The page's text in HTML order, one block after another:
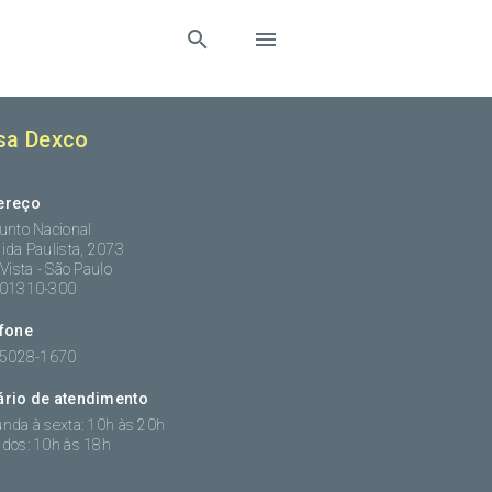
Dexco
Nacional
Paulista, 2073
- São Paulo
300
1670
de atendimento
à sexta: 10h às 20h
10h às 18h